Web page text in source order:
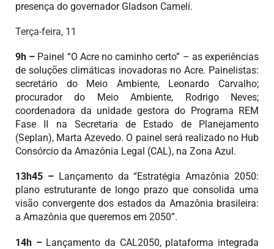
presença do governador Gladson Camelí.
Terça-feira, 11
9h – Painel “O Acre no caminho certo” – as experiências
de soluções climáticas inovadoras no Acre. Painelistas:
secretário do Meio Ambiente, Leonardo Carvalho;
procurador do Meio Ambiente, Rodrigo Neves;
coordenadora da unidade gestora do Programa REM
Fase II na Secretaria de Estado de Planejamento
(Seplan), Marta Azevedo. O painel será realizado no Hub
Consórcio da Amazônia Legal (CAL), na Zona Azul.
13h45 –Lançamento da “Estratégia Amazônia 2050:
plano estruturante de longo prazo que consolida uma
visão convergente dos estados da Amazônia brasileira:
a Amazônia que queremos em 2050”.
14h –Lançamento da CAL2050, plataforma integrada